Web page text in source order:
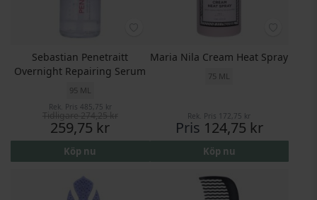
Sebastian Penetraitt
Overnight Repairing Serum
95 ML
Rek. Pris 485,75 kr
Pris
259,75 kr
Köp nu
Maria Nila Cream Heat Spray
75 ML
Rek. Pris 172,75 kr
Pris 124,75 kr
Köp nu